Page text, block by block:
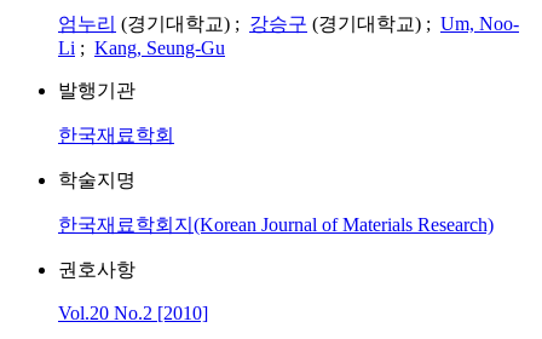
엄누리 (경기대학교) ; 강승구 (경기대학교) ; Um, Noo-
Li ; Kang, Seung-Gu
발행기관
한국재료학회
학술지명
한국재료학회지(Korean Journal of Materials Research)
권호사항
Vol.20 No.2 [2010]